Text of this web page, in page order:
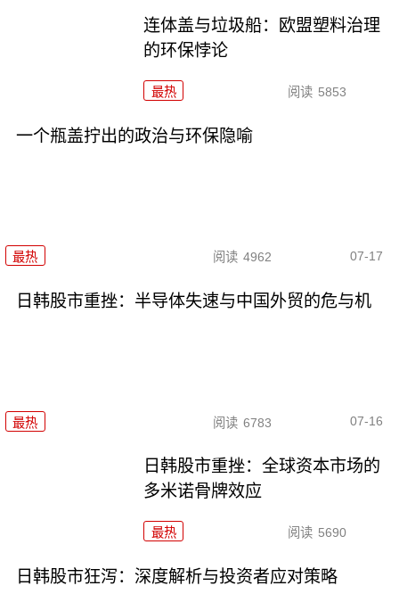
连体盖与垃圾船：欧盟塑料治理
的环保悖论
最热 阅读 5853
一个瓶盖拧出的政治与环保隐喻
最热 阅读 4962 07-17
日韩股市重挫：半导体失速与中国外贸的危与机
最热 阅读 6783 07-16
日韩股市重挫：全球资本市场的
多米诺骨牌效应
最热 阅读 5690
日韩股市狂泻：深度解析与投资者应对策略